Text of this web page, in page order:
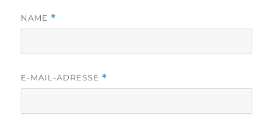
NAME *
E-MAIL-ADRESSE *